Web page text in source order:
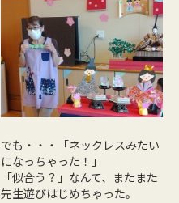
でも・・・「ネックレスみたい
になっちゃった！」
「似合う？」なんて、またまた
先生遊びはじめちゃった。